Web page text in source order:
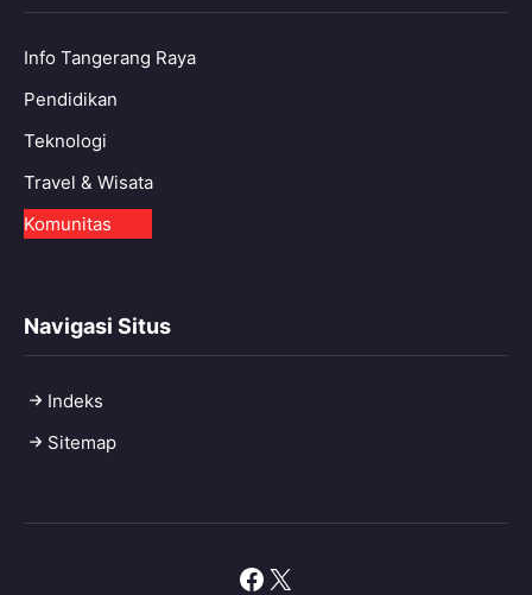
Info Tangerang Raya
Pendidikan
Teknologi
Travel & Wisata
Komunitas
Navigasi Situs
Indeks
Sitemap
Facebook
X